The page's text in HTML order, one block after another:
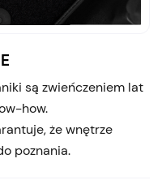
są zwieńczeniem lat
how.
że wnętrze
poznania.